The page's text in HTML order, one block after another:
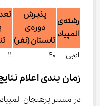
رشته‌ی
المپیاد
پذیرش
دوره‌ی
تابستان (نفر)
ادبی
40
11
زمان‌ بندی اعلام نتایج المپیاد ادبی 1405 – 1406
در مسیر پرهیجان المپیاد